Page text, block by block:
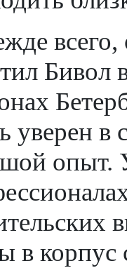
Бивол
уверен в
опыт.
в корпус